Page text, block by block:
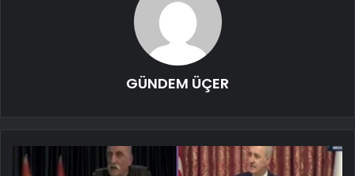
GÜNDEM ÜÇER